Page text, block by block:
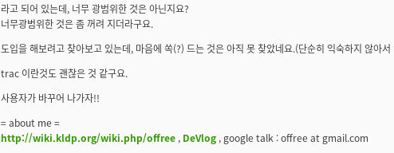
라고 되어 있는데, 너무 광범위한 것은 아닌지요?
너무광범위한 것은 좀 꺼려 지더라구요.
도입을 해보려고 찾아보고 있는데, 마음에 쏙(?) 드는 것은 아직 못 찾았네요.(단순히 익숙하지 않아서
trac 이란것도 괜찮은 것 같구요.
사용자가 바꾸어 나가자!!
= about me =
http://wiki.kldp.org/wiki.php/offree , DeVlog , google talk : offree at gmail.com